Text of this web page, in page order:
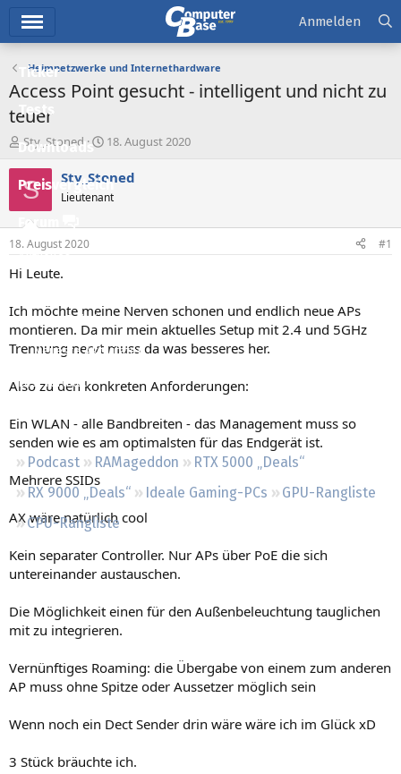
Ticker
Tests
Downloads
Preisvergleich
Forum
Aktuelles
Neue Beiträge
Neueste Aktivitäten
Leserartikel
Podcast RAMageddon
RTX 5000 „Deals“
RX 9000 „Deals“
Ideale Gaming-PCs
GPU-Rangliste
CPU-Rangliste
Anmelden
Heimnetzwerke und Internethardware
Access Point gesucht - intelligent und nicht zu
teuer
E
r
s
t
e
Sty_Stoned
E
s
e
t
18. August 2020
S Sty_Stoned
Lieutenant
18. August 2020 #1
Hi Leute.
Ich möchte meine Nerven schonen und endlich neue APs
montieren. Da mir mein aktuelles Setup mit 2.4 und 5GHz
Trennung nervt muss da was besseres her.
Also zu den konkreten Anforderungen:
Ein WLAN - alle Bandbreiten - das Management muss so
senden wie es am optimalsten für das Endgerät ist.
Mehrere SSIDs
AX wäre natürlich cool
Kein separater Controller. Nur APs über PoE die sich
untereinander austauschen.
Die Möglichkeit einen für den Außenbeleuchtung tauglichen
mit zu integrieren.
Vernünftiges Roaming: die Übergabe von einem zum anderen
AP muss ohne Spitze oder Aussetzer möglich sein
Wenn noch ein Dect Sender drin wäre wäre ich im Glück xD
3 Stück bräuchte ich.